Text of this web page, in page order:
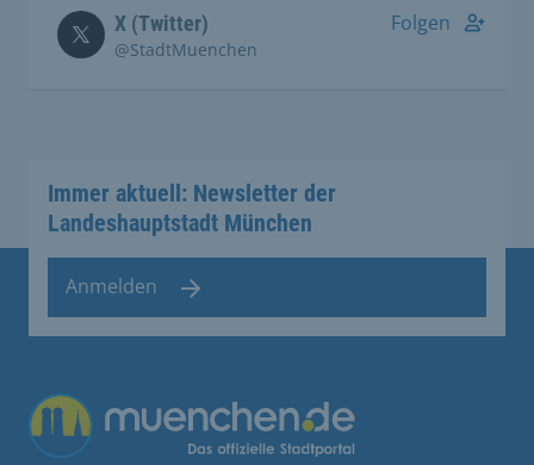
X (Twitter)
@StadtMuenchen
Folgen
Immer aktuell: Newsletter der
Landeshauptstadt München
Anmelden
Übergreifende Links